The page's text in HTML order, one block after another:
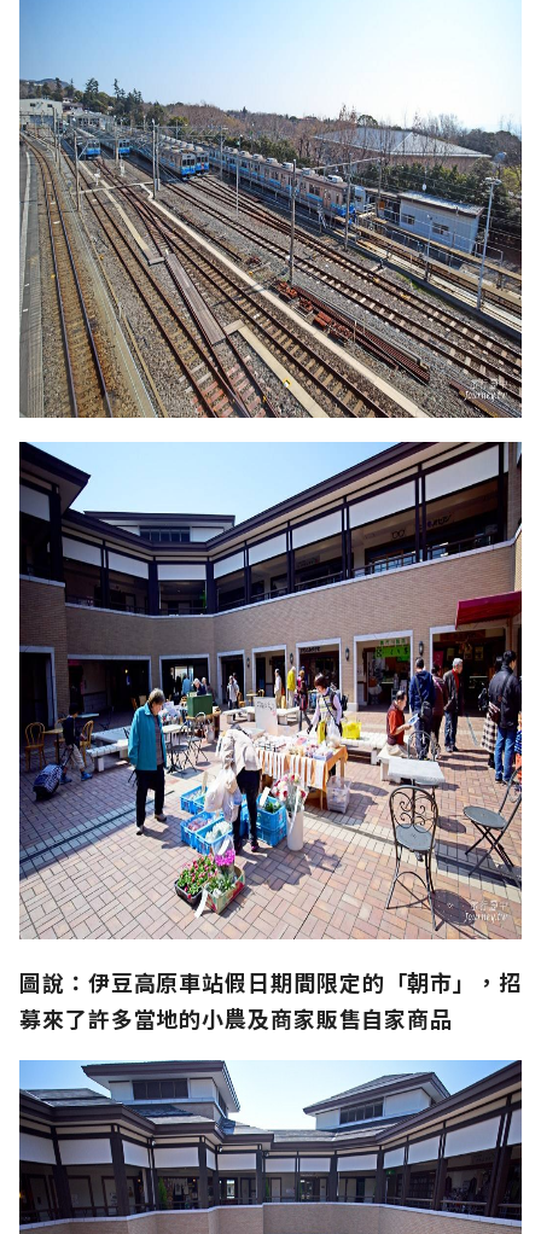
圖說：伊豆高原車站假日期間限定的「朝市」，招
募來了許多當地的小農及商家販售自家商品